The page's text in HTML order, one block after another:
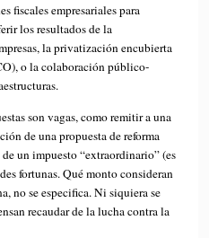
fiscales empresariales para
los resultados de la
la privatización encubierta
o la colaboración público-
son vagas, como remitir a una
de una propuesta de reforma
un impuesto “extraordinario” (es
fortunas. Qué monto consideran
no se especifica. Ni siquiera se
recaudar de la lucha contra la